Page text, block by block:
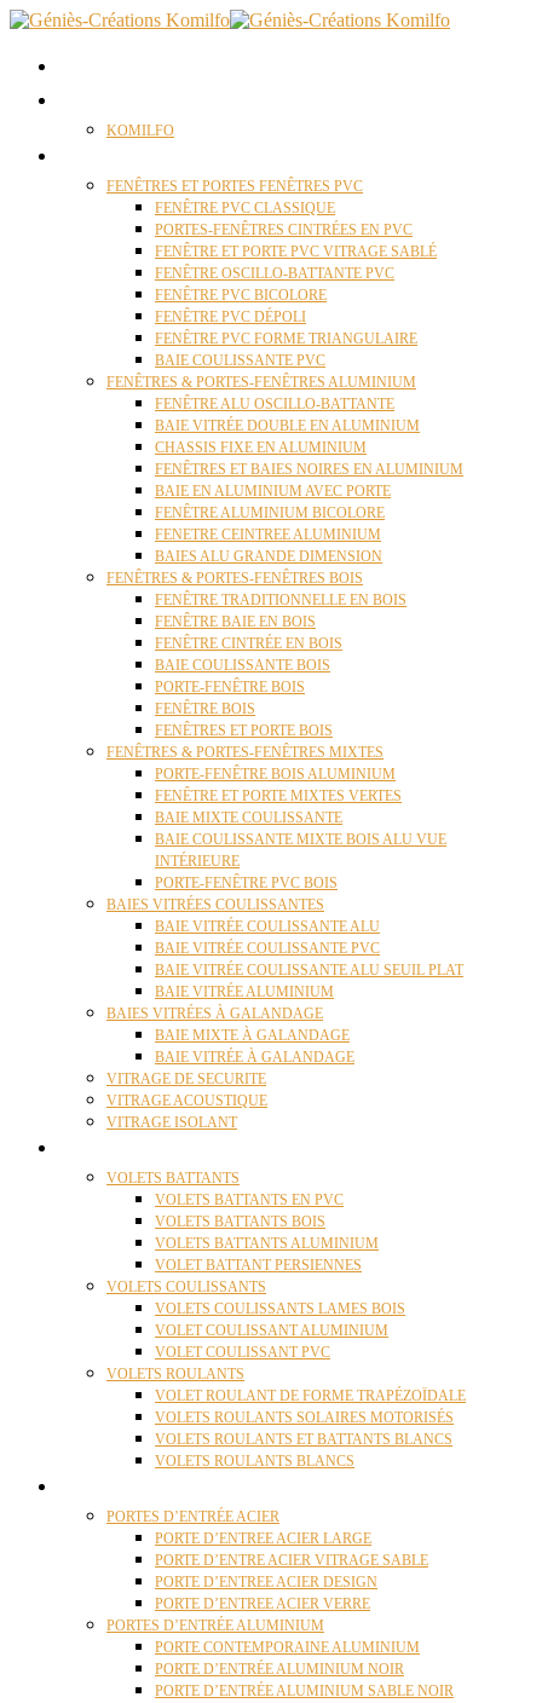
KOMILFO
FENÊTRES ET PORTES FENÊTRES PVC
FENÊTRE PVC CLASSIQUE
PORTES-FENÊTRES CINTRÉES EN PVC
FENÊTRE ET PORTE PVC VITRAGE SABLÉ
FENÊTRE OSCILLO-BATTANTE PVC
FENÊTRE PVC BICOLORE
FENÊTRE PVC DÉPOLI
FENÊTRE PVC FORME TRIANGULAIRE
BAIE COULISSANTE PVC
FENÊTRES & PORTES-FENÊTRES ALUMINIUM
FENÊTRE ALU OSCILLO-BATTANTE
BAIE VITRÉE DOUBLE EN ALUMINIUM
CHASSIS FIXE EN ALUMINIUM
FENÊTRES ET BAIES NOIRES EN ALUMINIUM
BAIE EN ALUMINIUM AVEC PORTE
FENÊTRE ALUMINIUM BICOLORE
FENETRE CEINTREE ALUMINIUM
BAIES ALU GRANDE DIMENSION
FENÊTRES & PORTES-FENÊTRES BOIS
FENÊTRE TRADITIONNELLE EN BOIS
FENÊTRE BAIE EN BOIS
FENÊTRE CINTRÉE EN BOIS
BAIE COULISSANTE BOIS
PORTE-FENÊTRE BOIS
FENÊTRE BOIS
FENÊTRES ET PORTE BOIS
FENÊTRES & PORTES-FENÊTRES MIXTES
PORTE-FENÊTRE BOIS ALUMINIUM
FENÊTRE ET PORTE MIXTES VERTES
BAIE MIXTE COULISSANTE
BAIE COULISSANTE MIXTE BOIS ALU VUE
INTÉRIEURE
PORTE-FENÊTRE PVC BOIS
BAIES VITRÉES COULISSANTES
BAIE VITRÉE COULISSANTE ALU
BAIE VITRÉE COULISSANTE PVC
BAIE VITRÉE COULISSANTE ALU SEUIL PLAT
BAIE VITRÉE ALUMINIUM
BAIES VITRÉES À GALANDAGE
BAIE MIXTE À GALANDAGE
BAIE VITRÉE À GALANDAGE
VITRAGE DE SECURITE
VITRAGE ACOUSTIQUE
VITRAGE ISOLANT
VOLETS BATTANTS
VOLETS BATTANTS EN PVC
VOLETS BATTANTS BOIS
VOLETS BATTANTS ALUMINIUM
VOLET BATTANT PERSIENNES
VOLETS COULISSANTS
VOLETS COULISSANTS LAMES BOIS
VOLET COULISSANT ALUMINIUM
VOLET COULISSANT PVC
VOLETS ROULANTS
VOLET ROULANT DE FORME TRAPÉZOÏDALE
VOLETS ROULANTS SOLAIRES MOTORISÉS
VOLETS ROULANTS ET BATTANTS BLANCS
VOLETS ROULANTS BLANCS
PORTES D’ENTRÉE ACIER
PORTE D’ENTREE ACIER LARGE
PORTE D’ENTRE ACIER VITRAGE SABLE
PORTE D’ENTREE ACIER DESIGN
PORTE D’ENTREE ACIER VERRE
PORTES D’ENTRÉE ALUMINIUM
PORTE CONTEMPORAINE ALUMINIUM
PORTE D’ENTRÉE ALUMINIUM NOIR
PORTE D’ENTRÉE ALUMINIUM SABLE NOIR